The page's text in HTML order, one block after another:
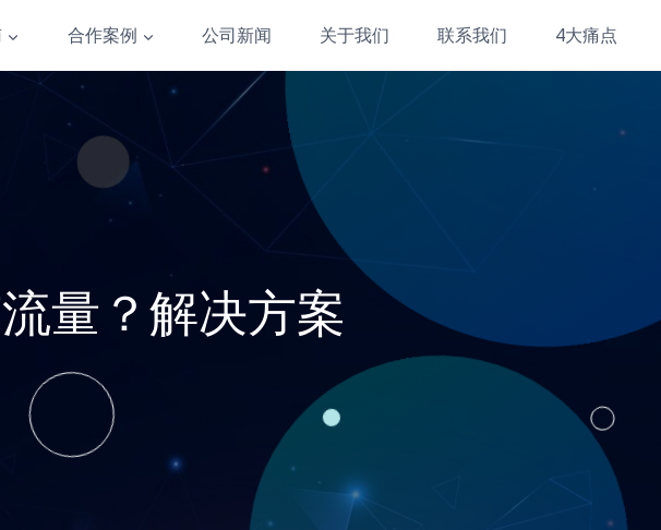
合作案例 公司新闻 关于我们 联系我们 4大痛点
量？解决方案